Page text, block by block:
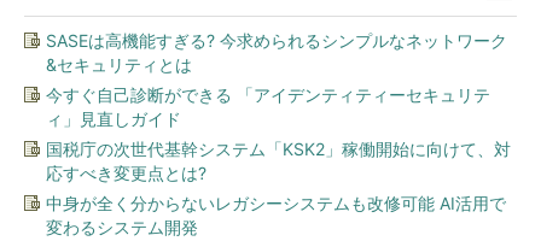
SASEは高機能すぎる? 今求められるシンプルなネットワーク
&セキュリティとは
今すぐ自己診断ができる 「アイデンティティーセキュリテ
ィ」見直しガイド
国税庁の次世代基幹システム「KSK2」稼働開始に向けて、対
応すべき変更点とは?
中身が全く分からないレガシーシステムも改修可能 AI活用で
変わるシステム開発